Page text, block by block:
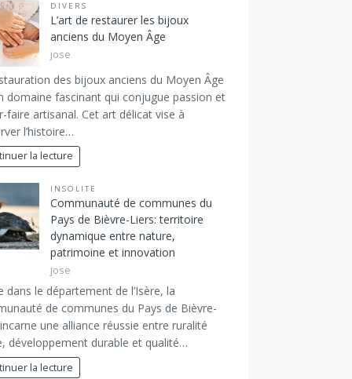
DIVERS
L’art de restaurer les bijoux
anciens du Moyen Âge
jose
des bijoux anciens du Moyen Âge
domaine fascinant qui conjugue passion et
faire artisanal. Cet art délicat vise à
l’histoire…
la lecture
INSOLITE
Communauté de communes du
Pays de Bièvre-Liers: territoire
dynamique entre nature,
patrimoine et innovation
jose
dans le département de l’Isère, la
de communes du Pays de Bièvre-
une alliance réussie entre ruralité
développement durable et qualité…
la lecture